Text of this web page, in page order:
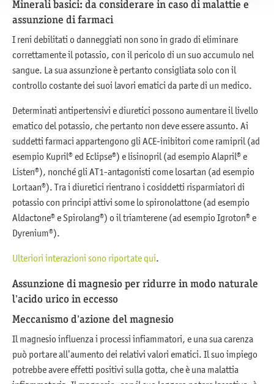
Minerali basici: da considerare in caso di malattie e
assunzione di farmaci
I reni debilitati o danneggiati non sono in grado di eliminare
correttamente il potassio, con il pericolo di un suo accumulo nel
sangue. La sua assunzione è pertanto consigliata solo con il
controllo costante dei suoi lavori ematici da parte di un medico.
Determinati antipertensivi e diuretici possono aumentare il livello
ematico del potassio, che pertanto non deve essere assunto. Ai
suddetti farmaci appartengono gli ACE-inibitori come ramipril (ad
esempio Kupril® ed Eclipse®) e lisinopril (ad esempio Alapril® e
Listen®), nonché gli AT1-antagonisti come losartan (ad esempio
Lortaan®). Tra i diuretici rientrano i cosiddetti risparmiatori di
potassio con principi attivi some lo spironolattone (ad esempio
Aldactone® e Spirolang®) o il triamterene (ad esempio Igroton® e
Dyrenium®).
Ulteriori interazioni sono riportate qui
Assunzione di magnesio per ridurre in modo naturale
l’acido urico in eccesso
Meccanismo d’azione del magnesio
Il magnesio influenza i processi infiammatori, e una sua carenza
può portare all’aumento dei relativi valori ematici. Il suo impiego
potrebbe avere effetti positivi sulla gotta, che è una malattia